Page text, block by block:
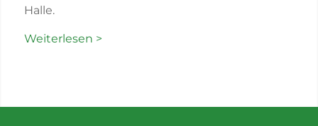
Halle.
Weiterlesen >